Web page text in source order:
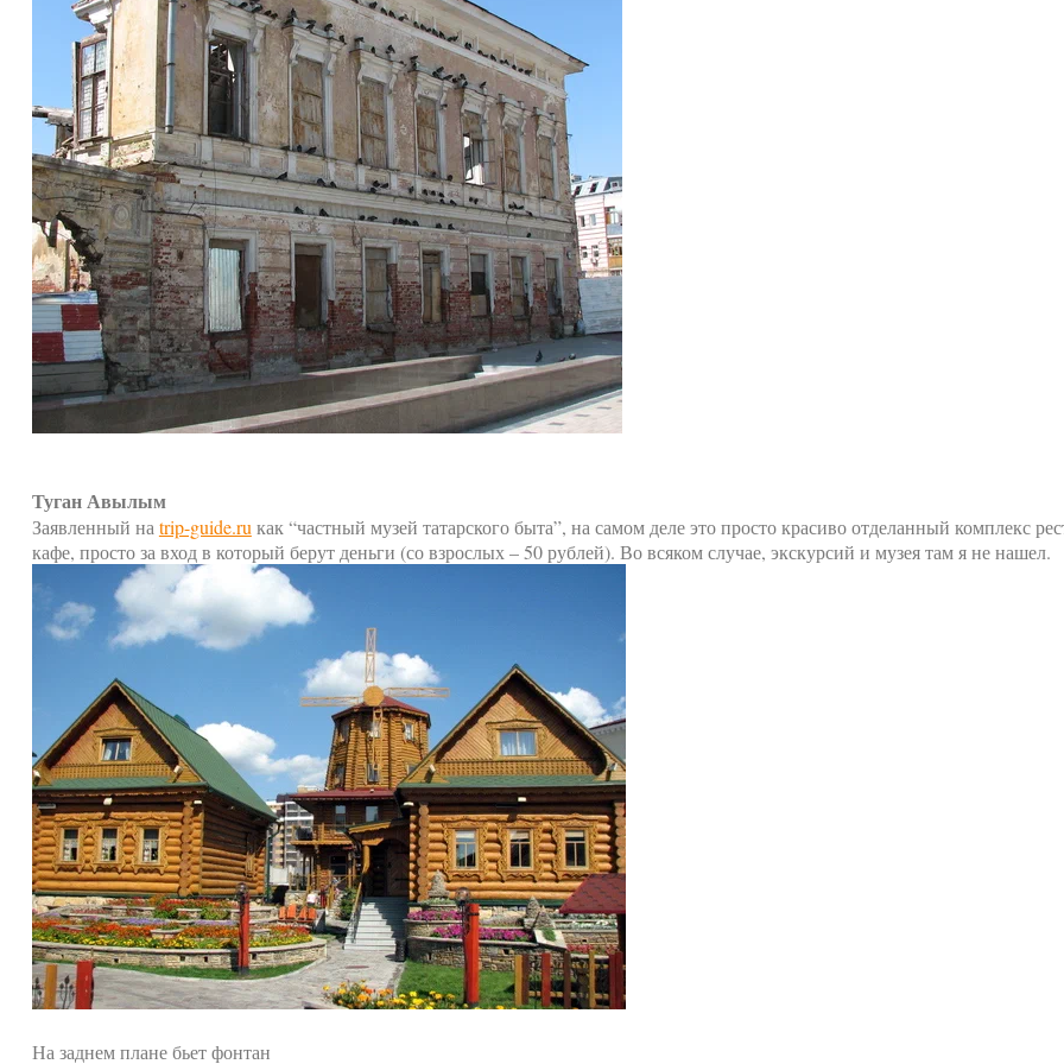
Туган Авылым
Заявленный на trip-guide.ru как “частный музей татарского быта”, на самом деле это просто красиво отделанный комплекс
кафе, просто за вход в который берут деньги (со взрослых – 50 рублей). Во всяком случае, экскурсий и музея там я не нашел.
На заднем плане бьет фонтан